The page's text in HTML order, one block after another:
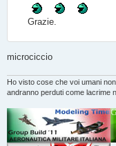
Grazie.
microciccio
Ho visto cose che voi umani
andranno perduti come lacrime